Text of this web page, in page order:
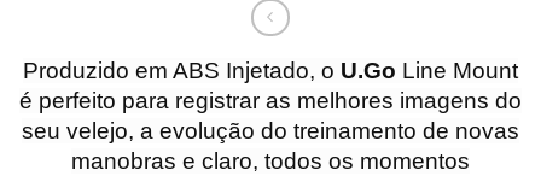
Produzido em ABS Injetado, o U.Go Line Mount
é perfeito para registrar as melhores imagens do
seu velejo, a evolução do treinamento de novas
manobras e claro, todos os momentos